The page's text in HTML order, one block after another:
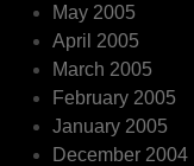
May 2005
April 2005
March 2005
February 2005
January 2005
December 2004